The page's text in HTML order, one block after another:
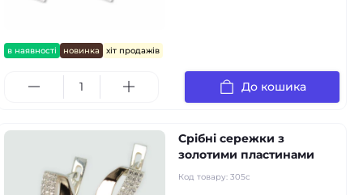
в наявності новинка хіт продажів
До кошика
Срібні сережки з
золотими пластинами
Код товару: 305c